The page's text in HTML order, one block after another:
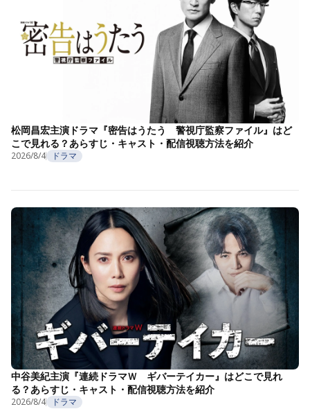
松岡昌宏主演ドラマ『密告はうたう 警視庁監察ファイル』はど
こで見れる？あらすじ・キャスト・配信視聴方法を紹介
2026/8/4 ドラマ
中谷美紀主演『連続ドラマＷ ギバーテイカー』はどこで見れ
る？あらすじ・キャスト・配信視聴方法を紹介
2026/8/4 ドラマ